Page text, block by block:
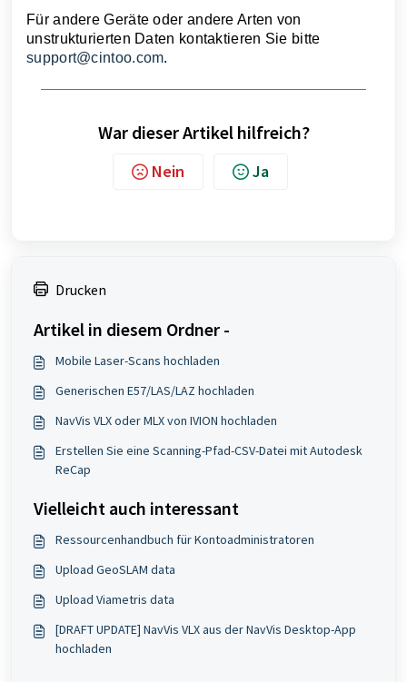
Für andere Geräte oder andere Arten von
unstrukturierten Daten kontaktieren Sie bitte
support@cintoo.com.
War dieser Artikel hilfreich?
Nein Ja
Drucken
Artikel in diesem Ordner -
Mobile Laser-Scans hochladen
Generischen E57/LAS/LAZ hochladen
NavVis VLX oder MLX von IVION hochladen
Erstellen Sie eine Scanning-Pfad-CSV-Datei mit Autodesk
ReCap
Vielleicht auch interessant
Ressourcenhandbuch für Kontoadministratoren
Upload GeoSLAM data
Upload Viametris data
[DRAFT UPDATE] NavVis VLX aus der NavVis Desktop-App
hochladen